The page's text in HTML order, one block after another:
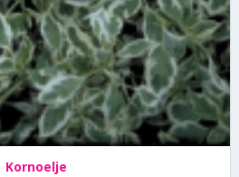
Kornoelje